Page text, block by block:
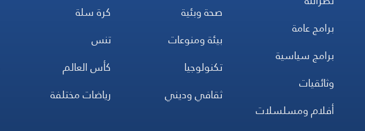
برامج عامة
برامج سياسية
وثائقيات
أفلام ومسلسلات
صحة وبئية
بيئة ومنوعات
تكنولوجيا
ثقافي وديني
كرة سلة
تنس
كأس العالم
رياضات مختلفة